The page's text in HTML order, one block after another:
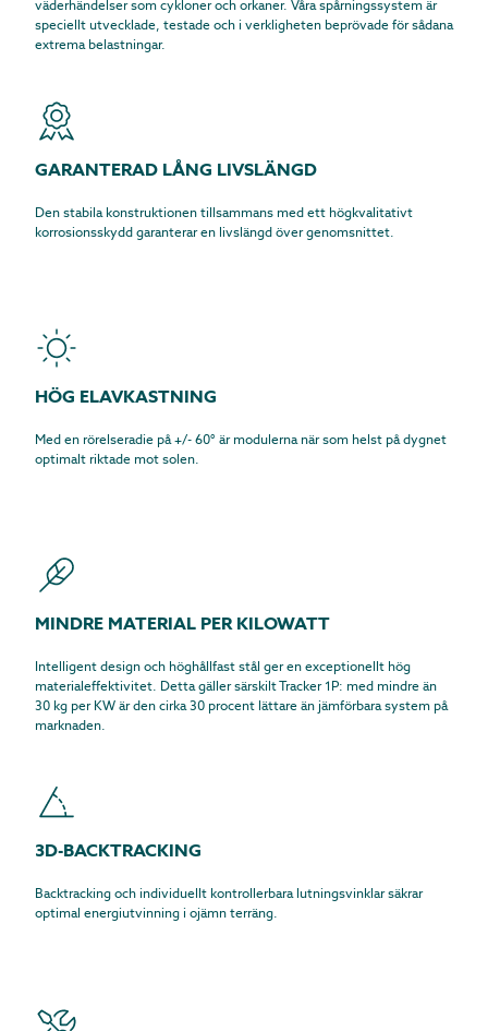
väderhändelser som cykloner och orkaner. Våra spårningssystem är
speciellt utvecklade, testade och i verkligheten beprövade för sådana
extrema belastningar.
GARANTERAD LÅNG LIVSLÄNGD
Den stabila konstruktionen tillsammans med ett högkvalitativt
korrosionsskydd garanterar en livslängd över genomsnittet.
HÖG ELAVKASTNING
Med en rörelseradie på +/- 60° är modulerna när som helst på dygnet
optimalt riktade mot solen.
MINDRE MATERIAL PER KILOWATT
Intelligent design och höghållfast stål ger en exceptionellt hög
materialeffektivitet. Detta gäller särskilt Tracker 1P: med mindre än
30 kg per KW är den cirka 30 procent lättare än jämförbara system på
marknaden.
3D-BACKTRACKING
Backtracking och individuellt kontrollerbara lutningsvinklar säkrar
optimal energiutvinning i ojämn terräng.